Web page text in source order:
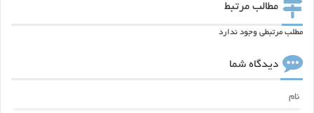
مطالب مرتبط
مطلب مرتبطی وجود ندارد
دیدگاه شما